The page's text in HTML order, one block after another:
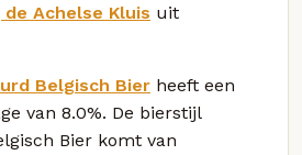
Achelse Kluis uit
Belgisch Bier heeft een
van 8.0%. De bierstijl
Bier komt van